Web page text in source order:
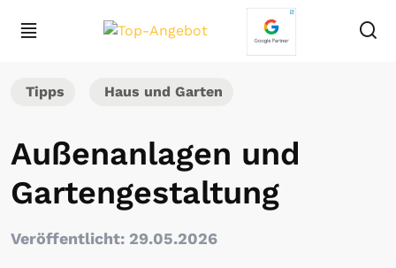
Tipps Haus und Garten
Außenanlagen und
Gartengestaltung
Veröffentlicht: 29.05.2026